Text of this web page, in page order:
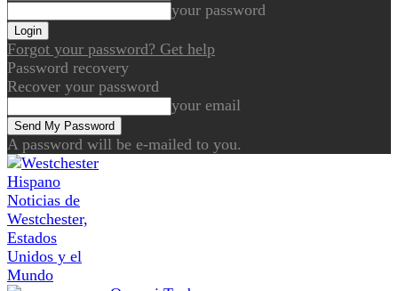
your password
Forgot your password? Get help
Password recovery
Recover your password
your email
A password will be e-mailed to you.
Noticias de
Westchester,
Estados
Unidos y el
Mundo